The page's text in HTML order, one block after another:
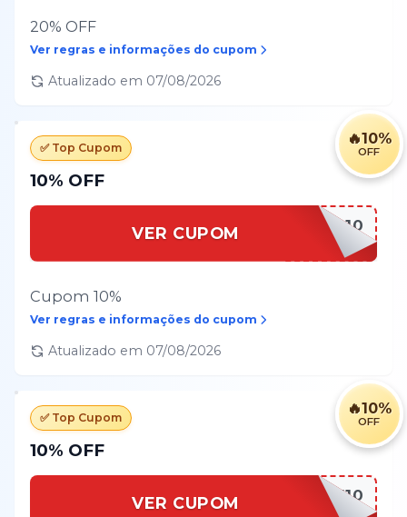
20% OFF
Ver regras e informações do cupom
Atualizado em 07/08/2026
🔥10%
OFF
✅ Top Cupom
10% OFF
VER CUPOM CARRINHO10
Cupom 10%
Ver regras e informações do cupom
Atualizado em 07/08/2026
🔥10%
OFF
✅ Top Cupom
10% OFF
VER CUPOM GANHE10